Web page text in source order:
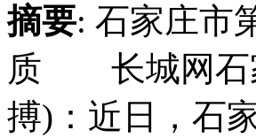
摘要: 石家庄市
质 长城网石家
搏)：近日，石